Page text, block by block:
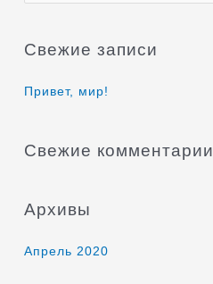
о
с
Свежие записи
Привет, мир!
Свежие комментарии
Архивы
Апрель 2020